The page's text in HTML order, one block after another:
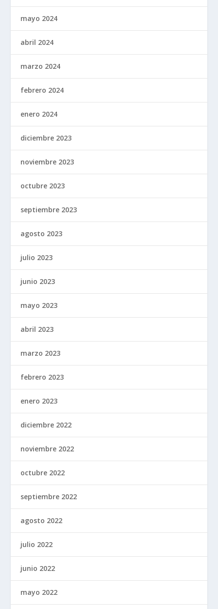
mayo 2024
abril 2024
marzo 2024
febrero 2024
enero 2024
diciembre 2023
noviembre 2023
octubre 2023
septiembre 2023
agosto 2023
julio 2023
junio 2023
mayo 2023
abril 2023
marzo 2023
febrero 2023
enero 2023
diciembre 2022
noviembre 2022
octubre 2022
septiembre 2022
agosto 2022
julio 2022
junio 2022
mayo 2022